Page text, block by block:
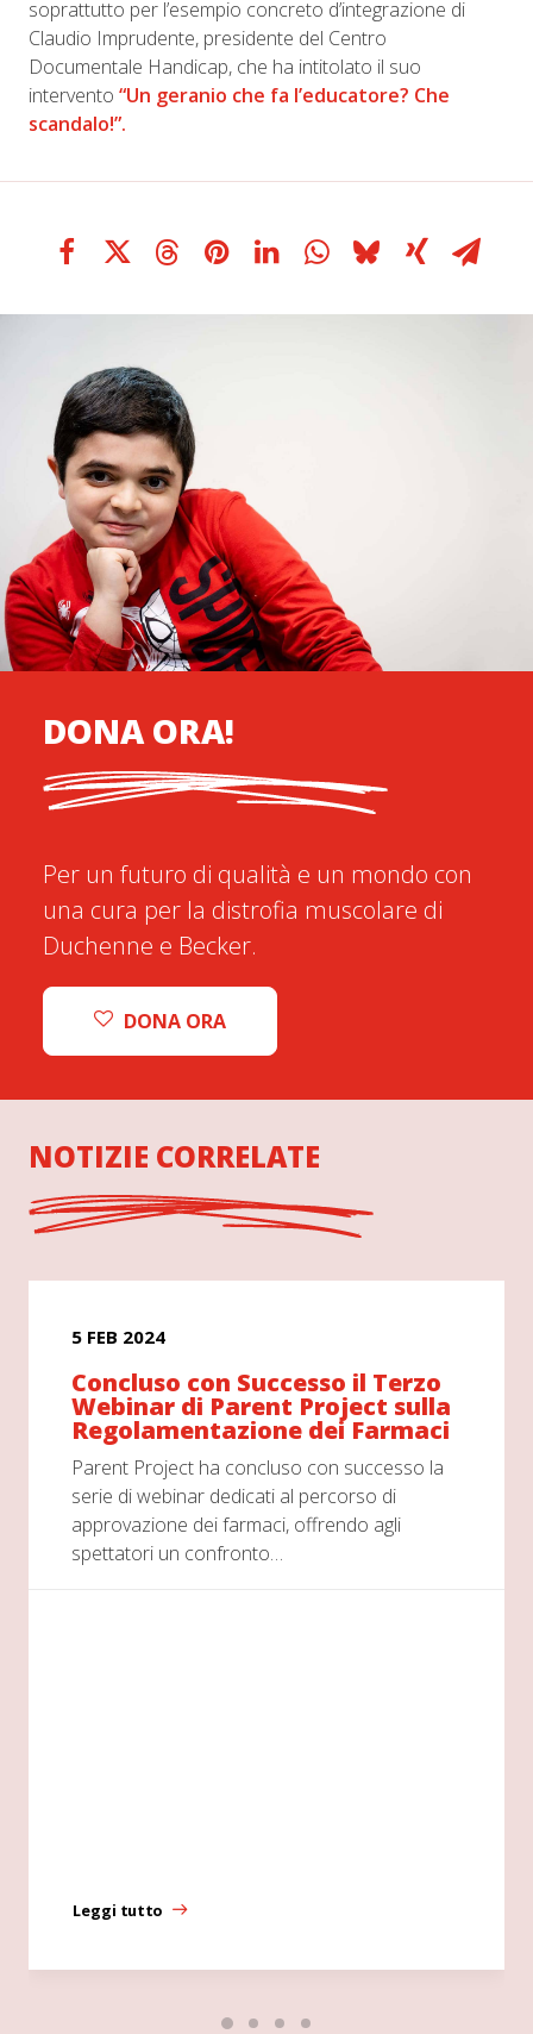
soprattutto per l’esempio concreto d’integrazione di
Claudio Imprudente, presidente del Centro
Documentale Handicap, che ha intitolato il suo
intervento “Un geranio che fa l’educatore? Che
scandalo!”.
DONA ORA!
Per un futuro di qualità e un mondo con
una cura per la distrofia muscolare di
Duchenne e Becker.
DONA ORA
NOTIZIE CORRELATE
5 FEB 2024
Concluso con Successo il Terzo
Webinar di Parent Project sulla
Regolamentazione dei Farmaci
Parent Project ha concluso con successo la
serie di webinar dedicati al percorso di
approvazione dei farmaci, offrendo agli
spettatori un confronto…
Leggi tutto